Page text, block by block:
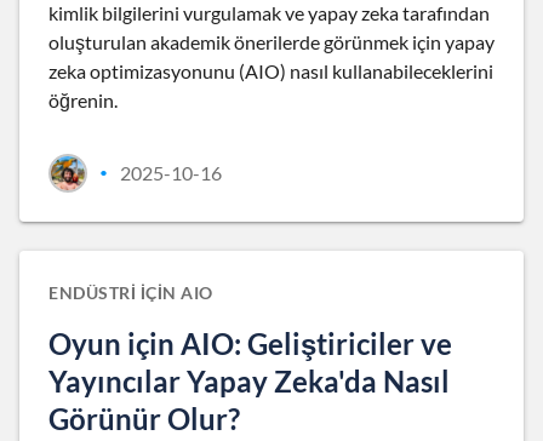
kimlik bilgilerini vurgulamak ve yapay zeka tarafından
oluşturulan akademik önerilerde görünmek için yapay
zeka optimizasyonunu (AIO) nasıl kullanabileceklerini
öğrenin.
• 2025-10-16
ENDÜSTRI IÇIN AIO
Oyun için AIO: Geliştiriciler ve
Yayıncılar Yapay Zeka'da Nasıl
Görünür Olur?